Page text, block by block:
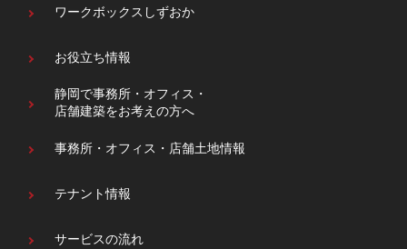
ワークボックスしずおか
お役立ち情報
静岡で事務所・オフィス・
店舗建築をお考えの方へ
事務所・オフィス・ 店舗土地情報
テナント情報
サービスの流れ